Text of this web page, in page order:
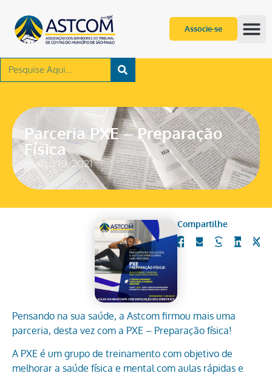
Associe-se
Parceria PXE – Preparação
Física
março 19, 2021
Compartilhe
Pensando na sua saúde, a Astcom firmou mais uma
parceria, desta vez com a PXE – Preparação física!
A PXE é um grupo de treinamento com objetivo de
melhorar a saúde física e mental com aulas rápidas e